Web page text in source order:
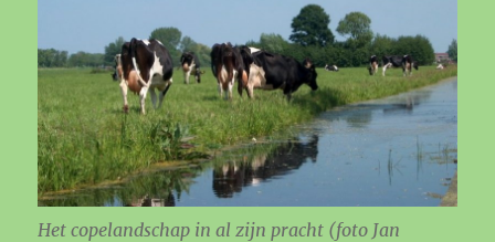
Het copelandschap in al zijn pracht (foto Jan